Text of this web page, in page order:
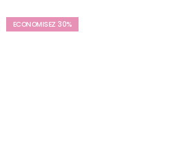
ECONOMISEZ 30%